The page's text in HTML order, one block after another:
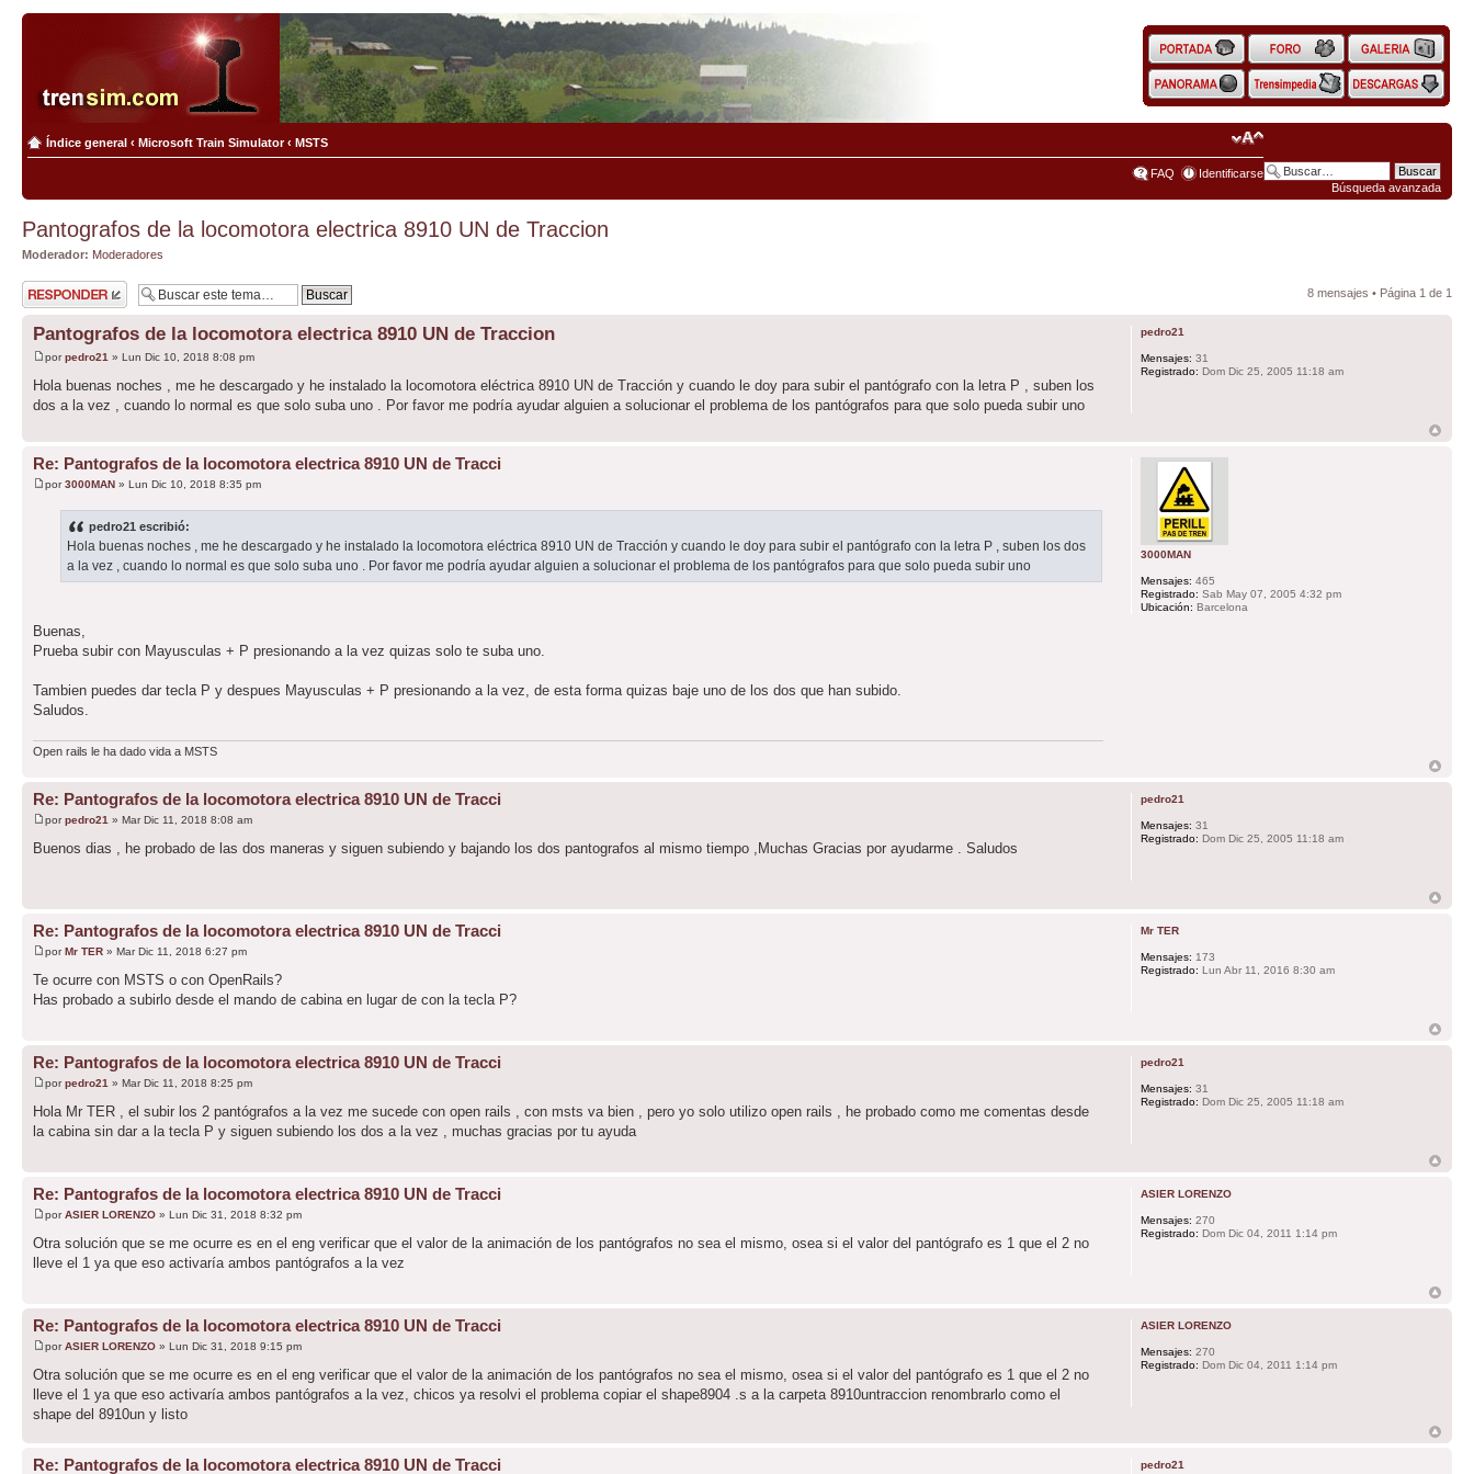
Búsqueda avanzada
Índice general ‹ Microsoft Train Simulator ‹ MSTS
FAQ Identificarse
Pantografos de la locomotora electrica 8910 UN de Traccion
Moderador: Moderadores
Publicar una
respuesta
8 mensajes • Página 1 de 1
Pantografos de la locomotora electrica 8910 UN de Traccion
porpedro21 » Lun Dic 10, 2018 8:08 pm
Hola buenas noches , me he descargado y he instalado la locomotora eléctrica 8910 UN de Tracción y cuando le doy para subir el pantógrafo con la letra P , suben los
dos a la vez , cuando lo normal es que solo suba uno . Por favor me podría ayudar alguien a solucionar el problema de los pantógrafos para que solo pueda subir uno
pedro21
Mensajes: 31
Registrado: Dom Dic 25, 2005 11:18 am
Re: Pantografos de la locomotora electrica 8910 UN de Tracci
por3000MAN » Lun Dic 10, 2018 8:35 pm
pedro21 escribió:
Hola buenas noches , me he descargado y he instalado la locomotora eléctrica 8910 UN de Tracción y cuando le doy para subir el pantógrafo con la letra P , suben los dos
a la vez , cuando lo normal es que solo suba uno . Por favor me podría ayudar alguien a solucionar el problema de los pantógrafos para que solo pueda subir uno
Buenas,
Prueba subir con Mayusculas + P presionando a la vez quizas solo te suba uno.
Tambien puedes dar tecla P y despues Mayusculas + P presionando a la vez, de esta forma quizas baje uno de los dos que han subido.
Saludos.
Open rails le ha dado vida a MSTS
3000MAN
Mensajes: 465
Registrado: Sab May 07, 2005 4:32 pm
Ubicación: Barcelona
Re: Pantografos de la locomotora electrica 8910 UN de Tracci
porpedro21 » Mar Dic 11, 2018 8:08 am
Buenos dias , he probado de las dos maneras y siguen subiendo y bajando los dos pantografos al mismo tiempo ,Muchas Gracias por ayudarme . Saludos
pedro21
Mensajes: 31
Registrado: Dom Dic 25, 2005 11:18 am
Re: Pantografos de la locomotora electrica 8910 UN de Tracci
por Mr TER » Mar Dic 11, 2018 6:27 pm
Te ocurre con MSTS o con OpenRails?
Has probado a subirlo desde el mando de cabina en lugar de con la tecla P?
Mr TER
Mensajes: 173
Registrado: Lun Abr 11, 2016 8:30 am
Re: Pantografos de la locomotora electrica 8910 UN de Tracci
porpedro21 » Mar Dic 11, 2018 8:25 pm
Hola Mr TER , el subir los 2 pantógrafos a la vez me sucede con open rails , con msts va bien , pero yo solo utilizo open rails , he probado como me comentas desde
la cabina sin dar a la tecla P y siguen subiendo los dos a la vez , muchas gracias por tu ayuda
pedro21
Mensajes: 31
Registrado: Dom Dic 25, 2005 11:18 am
Re: Pantografos de la locomotora electrica 8910 UN de Tracci
porASIER LORENZO » Lun Dic 31, 2018 8:32 pm
Otra solución que se me ocurre es en el eng verificar que el valor de la animación de los pantógrafos no sea el mismo, osea si el valor del pantógrafo es 1 que el 2 no
lleve el 1 ya que eso activaría ambos pantógrafos a la vez
ASIER LORENZO
Mensajes: 270
Registrado: Dom Dic 04, 2011 1:14 pm
Re: Pantografos de la locomotora electrica 8910 UN de Tracci
porASIER LORENZO » Lun Dic 31, 2018 9:15 pm
Otra solución que se me ocurre es en el eng verificar que el valor de la animación de los pantógrafos no sea el mismo, osea si el valor del pantógrafo es 1 que el 2 no
lleve el 1 ya que eso activaría ambos pantógrafos a la vez, chicos ya resolvi el problema copiar el shape8904 .s a la carpeta 8910untraccion renombrarlo como el
shape del 8910un y listo
ASIER LORENZO
Mensajes: 270
Registrado: Dom Dic 04, 2011 1:14 pm
Re: Pantografos de la locomotora electrica 8910 UN de Tracci pedro21